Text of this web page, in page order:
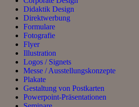
Didaktik Design
Direktwerbung
Formulare
Fotografie
Flyer
Illustration
Logos / Signets
Messe / Ausstellungskonzepte
Plakate
Gestaltung von Postkarten
Powerpoint-Präsentationen